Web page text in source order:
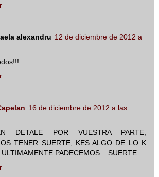
alexandru 12 de diciembre de 2012 a
16 de diciembre de 2012 a las
DETALE POR VUESTRA PARTE,
TENER SUERTE, KES ALGO DE LO K
PADECEMOS....SUERTE